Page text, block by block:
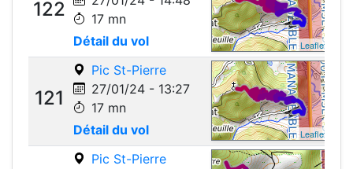
122
17 mn
Détail du vol
Leaflet
121
Pic St-Pierre
27/01/24 - 13:27
17 mn
Détail du vol
Leaflet
Pic St-Pierre